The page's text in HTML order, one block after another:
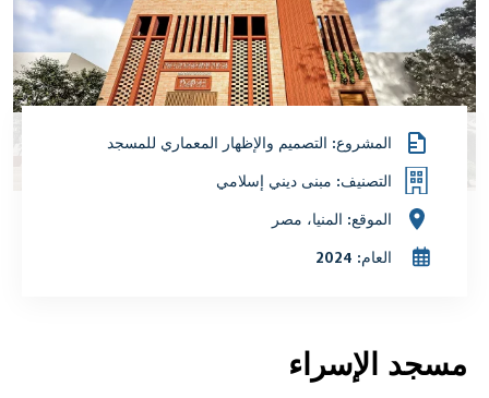
المشروع: التصميم والإظهار المعماري للمسجد
التصنيف: مبنى ديني إسلامي
الموقع: المنيا، مصر
العام: 2024
مسجد الإسراء